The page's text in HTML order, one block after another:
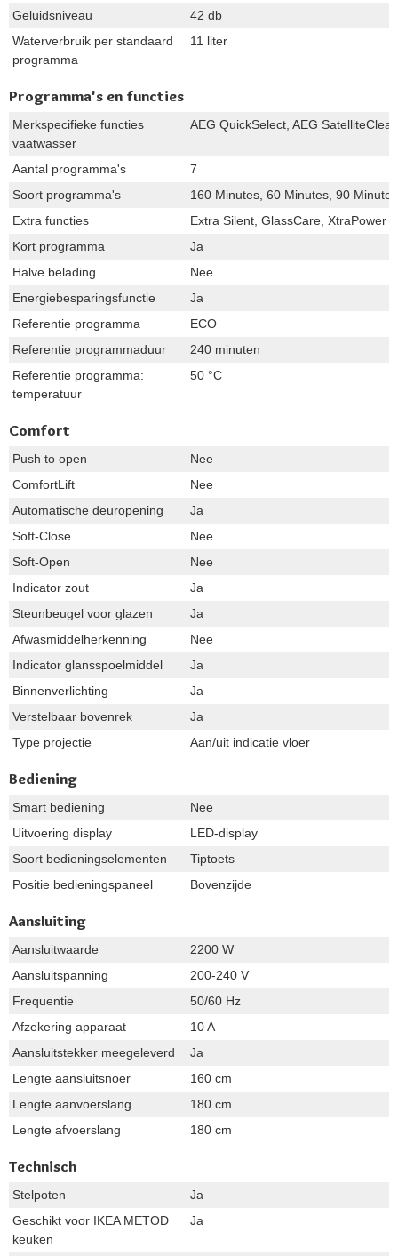
Geluidsniveau
42 db
Waterverbruik per standaard
programma
11 liter
Programma's en functies
Merkspecifieke functies
vaatwasser
AEG QuickSelect, AEG
Aantal programma's
7
Soort programma's
160 Minutes, 60 Minutes, 90
Extra functies
Extra Silent, GlassCare, XtraPower
Kort programma
Ja
Halve belading
Nee
Energiebesparingsfunctie
Ja
Referentie programma
ECO
Referentie programmaduur
240 minuten
Referentie programma:
temperatuur
50 °C
Comfort
Push to open
Nee
ComfortLift
Nee
Automatische deuropening
Ja
Soft-Close
Nee
Soft-Open
Nee
Indicator zout
Ja
Steunbeugel voor glazen
Ja
Afwasmiddelherkenning
Nee
Indicator glansspoelmiddel
Ja
Binnenverlichting
Ja
Verstelbaar bovenrek
Ja
Type projectie
Aan/uit indicatie vloer
Bediening
Smart bediening
Nee
Uitvoering display
LED-display
Soort bedieningselementen
Tiptoets
Positie bedieningspaneel
Bovenzijde
Aansluiting
Aansluitwaarde
2200 W
Aansluitspanning
200-240 V
Frequentie
50/60 Hz
Afzekering apparaat
10 A
Aansluitstekker meegeleverd
Ja
Lengte aansluitsnoer
160 cm
Lengte aanvoerslang
180 cm
Lengte afvoerslang
180 cm
Technisch
Stelpoten
Ja
Geschikt voor IKEA METOD
keuken
Ja